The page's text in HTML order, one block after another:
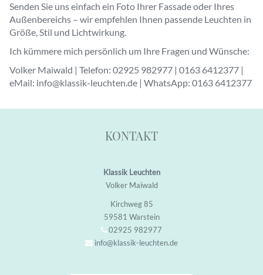
Senden Sie uns einfach ein Foto Ihrer Fassade oder Ihres
Außenbereichs – wir empfehlen Ihnen passende Leuchten in
Größe, Stil und Lichtwirkung.
Ich kümmere mich persönlich um Ihre Fragen und Wünsche:
Volker Maiwald | Telefon: 02925 982977 | 0163 6412377 |
eMail: info@klassik-leuchten.de | WhatsApp: 0163 6412377
KONTAKT
Klassik Leuchten
Volker Maiwald
Kirchweg 85
59581 Warstein
02925 982977
info@klassik-leuchten.de